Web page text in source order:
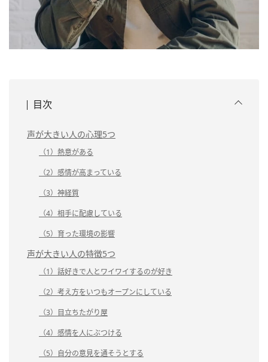
目次
声が大きい人の心理5つ
（1）熱意がある
（2）感情が高まっている
（3）神経質
（4）相手に配慮している
（5）育った環境の影響
声が大きい人の特徴5つ
（1）話好きで人とワイワイするのが好き
（2）考え方をいつもオープンにしている
（3）目立ちたがり屋
（4）感情を人にぶつける
（5）自分の意見を通そうとする